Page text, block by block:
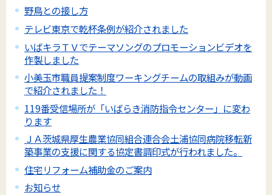
野鳥との接し方
テレビ東京で乾杯条例が紹介されました
いばキラＴＶでテーマソングのプロモーションビデオを
作製しました
小美玉市職員提案制度ワーキングチームの取組みが動画
で紹介されました！
119番受信場所が「いばらき消防指令センター」に変わ
ります
ＪＡ茨城県厚生農業協同組合連合会土浦協同病院移転新
築事業の支援に関する協定書調印式が行われました。
住宅リフォーム補助金のご案内
お知らせ